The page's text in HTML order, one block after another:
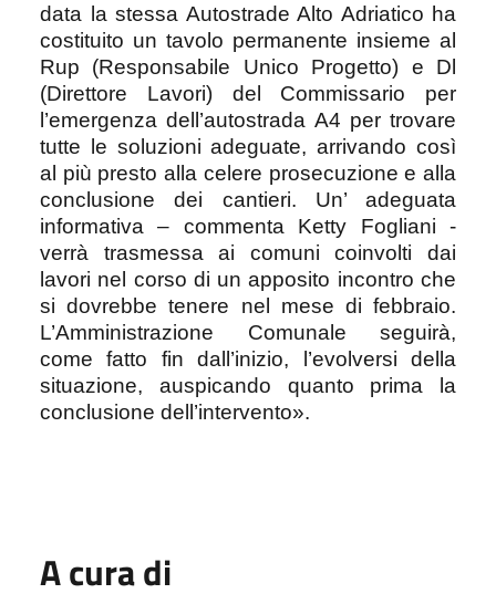
data la stessa Autostrade Alto Adriatico ha
costituito un tavolo permanente insieme al
Rup (Responsabile Unico Progetto) e Dl
(Direttore Lavori) del Commissario per
l’emergenza dell’autostrada A4 per trovare
tutte le soluzioni adeguate, arrivando così
al più presto alla celere prosecuzione e alla
conclusione dei cantieri. Un’ adeguata
informativa – commenta Ketty Fogliani -
verrà trasmessa ai comuni coinvolti dai
lavori nel corso di un apposito incontro che
si dovrebbe tenere nel mese di febbraio.
L’Amministrazione Comunale seguirà,
come fatto fin dall’inizio, l’evolversi della
situazione, auspicando quanto prima la
conclusione dell’intervento».
A cura di